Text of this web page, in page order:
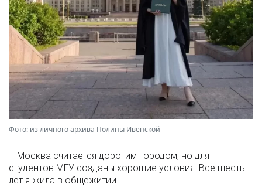
Фото: из личного архива Полины Ивенской
– Москва считается дорогим городом, но для
студентов МГУ созданы хорошие условия. Все шесть
лет я жила в общежитии.